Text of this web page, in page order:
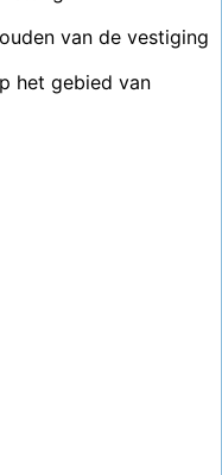
van de vestiging
het gebied van